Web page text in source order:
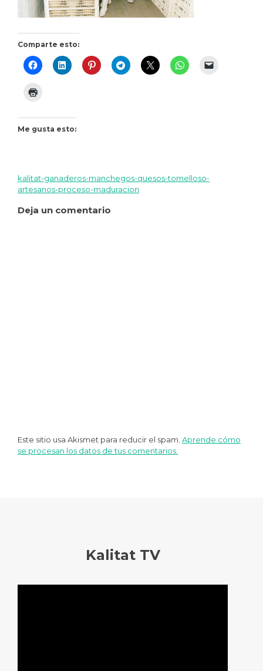
Comparte esto:
Me gusta esto:
Navegación
de
kalitat-ganaderos-manchegos-quesos-tomelloso-
artesanos-proceso-maduracion
Deja un comentario
Este sitio usa Akismet para reducir el spam. Aprende cómo
se procesan los datos de tus comentarios.
Kalitat TV